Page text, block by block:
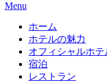
Menu
ホーム
ホテルの魅力
オフィシャルホテ
宿泊
レストラン